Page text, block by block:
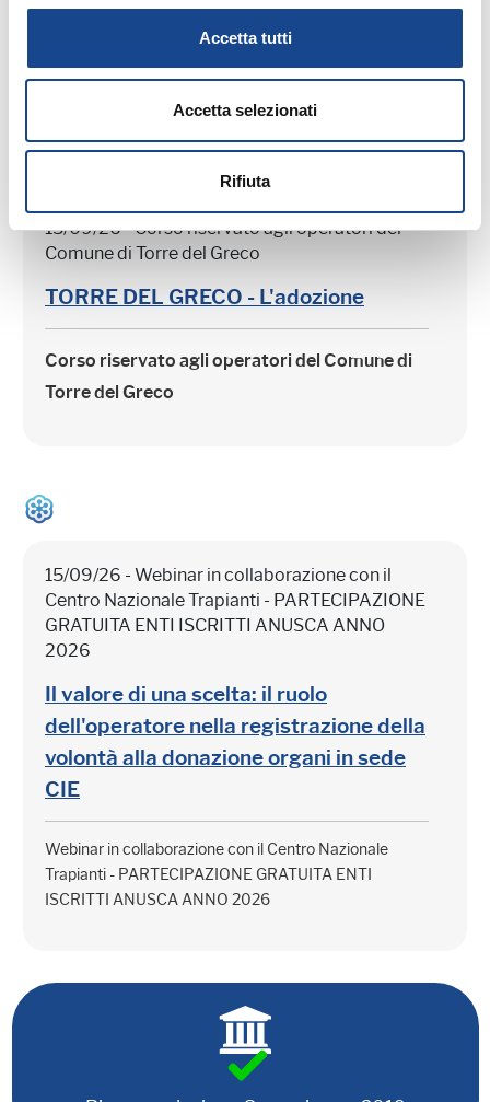
Accetta tutti
Accetta selezionati
Rifiuta
Corso riservato agli operatori del Comune di
15/09/26 - Corso riservato agli operatori del
Comune di Torre del Greco
TORRE DEL GRECO - L'adozione
Corso riservato agli operatori del Comune di
Torre del Greco
15/09/26 - Webinar in collaborazione con il
Centro Nazionale Trapianti - PARTECIPAZIONE
GRATUITA ENTI ISCRITTI ANUSCA ANNO
2026
Il valore di una scelta: il ruolo
dell'operatore nella registrazione della
volontà alla donazione organi in sede
CIE
Webinar in collaborazione con il Centro Nazionale
Trapianti - PARTECIPAZIONE GRATUITA ENTI
ISCRITTI ANUSCA ANNO 2026